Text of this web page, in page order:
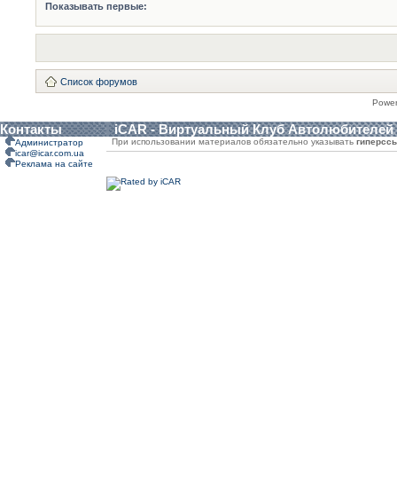
Показывать первые:
Список форумов
Контакты iCAR - Виртуальный Клуб Автолюбителей
Администратор
icar@icar.com.ua
Реклама на сайте
При использовании материалов обязательно указывать